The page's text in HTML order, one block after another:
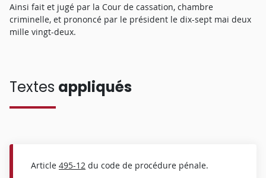
Ainsi fait et jugé par la Cour de cassation, chambre
criminelle, et prononcé par le président le dix-sept mai deux
mille vingt-deux.
Textes appliqués
Article 495-12 du code de procédure pénale.